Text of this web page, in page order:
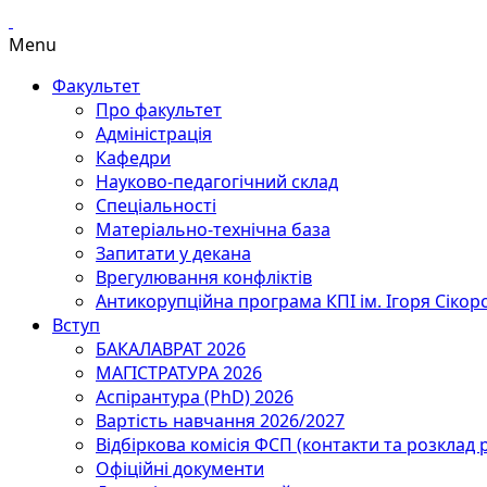
Menu
Факультет
Про факультет
Адміністрація
Кафедри
Науково-педагогічний склад
Спеціальності
Матеріально-технічна база
Запитати у декана
Врегулювання конфліктів
Антикорупційна програма КПІ ім. Ігоря
Вступ
БАКАЛАВРАТ 2026
МАГІСТРАТУРА 2026
Аспірантура (PhD) 2026
Вартість навчання 2026/2027
Відбіркова комісія ФСП (контакти та розклад
Офіційні документи